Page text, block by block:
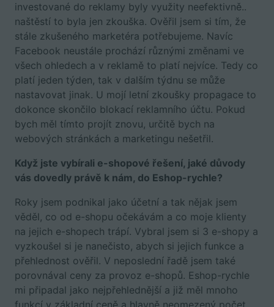
investované do reklamy byly využity neefektivně..
naštěstí to byla jen zkouška. Ověřil jsem si tím, že
stále zkušeného marketéra potřebujeme. Navíc
Facebook neustále prochází různými změnami ve
všech ohledech a v reklamě to platí nejvíce. Tedy co
platí jeden týden, tak v dalším týdnu se může
nastavovat jinak. U mojí letní zkoušky propagace to
dokonce skončilo blokací reklamního účtu. Pokud
bych měl tímto projít znovu, určitě bych na
webových stránkách a marketingu nešetřil.
Když jste vybírali e-shopové řešení, jaké důvody
vás dovedly právě k nám, do Eshop-rychle?
Roky jsem podnikal jako účetní a tak nějak jsem
věděl, co od e-shopu očekávám a co moje klienty
na jejich e-shopech trápí. Vybral jsem si 3 e-shopy a
vyzkoušel si je nanečisto, abych si jejich funkce a
přehlednost ověřil. V neposlední řadě jsem také
porovnával ceny za provoz e-shopů. Eshop-rychle
mi připadal jako nejpřehlednější a již měl mnoho
funkcí v základní ceně a hlavně neomezený počet